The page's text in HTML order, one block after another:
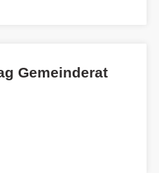
Gemeinderat